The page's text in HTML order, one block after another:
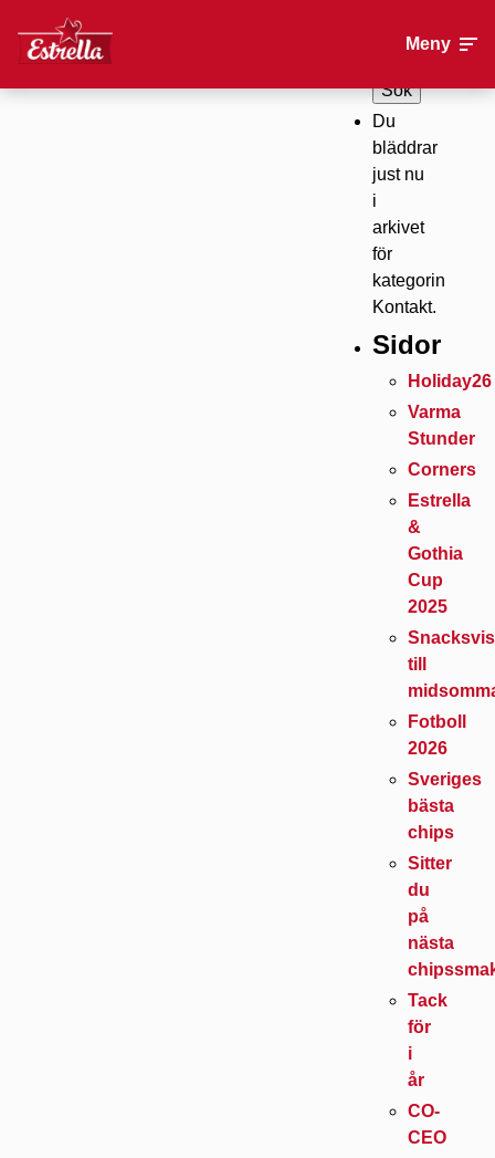
Meny
Kontakt
efter:
Du
bläddrar
just nu
i
arkivet
för
kategorin
Kontakt.
Sidor
Holiday26
Varma
Stunder
Corners
Estrella
&
Gothia
Cup
2025
till
Fotboll
2026
Sveriges
bästa
chips
Sitter
du
på
nästa
Tack
för
i
år
CO-
CEO